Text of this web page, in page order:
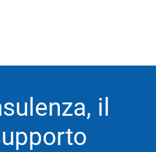
il